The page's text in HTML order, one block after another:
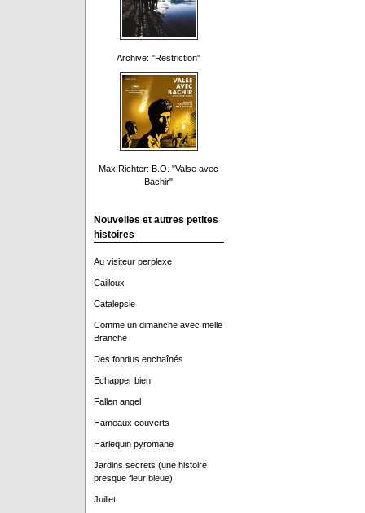
Archive: "Restriction"
Max Richter: B.O. "Valse avec
Bachir"
Nouvelles et autres petites
histoires
Au visiteur perplexe
Cailloux
Catalepsie
Comme un dimanche avec melle
Branche
Des fondus enchaînés
Echapper bien
Fallen angel
Hameaux couverts
Harlequin pyromane
Jardins secrets (une histoire
presque fleur bleue)
Juillet